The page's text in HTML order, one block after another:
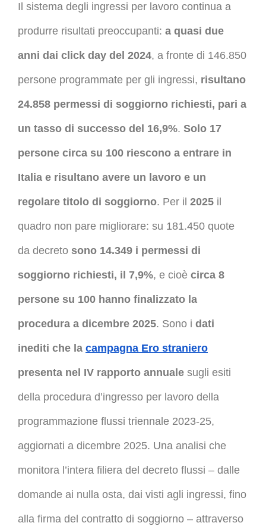
Il sistema degli ingressi per lavoro continua a
produrre risultati preoccupanti: a quasi due
anni dai click day del 2024, a fronte di 146.850
persone programmate per gli ingressi, risultano
24.858 permessi di soggiorno richiesti, pari a
un tasso di successo del 16,9%. Solo 17
persone circa su 100 riescono a entrare in
Italia e risultano avere un lavoro e un
regolare titolo di soggiorno. Per il 2025 il
quadro non pare migliorare: su 181.450 quote
da decreto sono 14.349 i permessi di
soggiorno richiesti, il 7,9%, e cioè circa 8
persone su 100 hanno finalizzato la
procedura a dicembre 2025. Sono i dati
inediti che la campagna Ero straniero
presenta nel IV rapporto annuale sugli esiti
della procedura d’ingresso per lavoro della
programmazione flussi triennale 2023-25,
aggiornati a dicembre 2025. Una analisi che
monitora l’intera filiera del decreto flussi – dalle
domande ai nulla osta, dai visti agli ingressi, fino
alla firma del contratto di soggiorno – attraverso